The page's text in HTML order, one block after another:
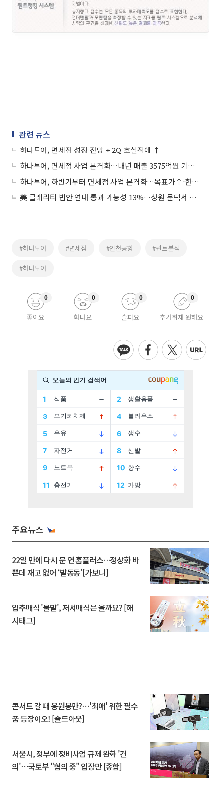
관련 뉴스
하나투어, 면세점 성장 전망 + 2Q 호실적에 ↑
하나투어, 면세점 사업 본격화…내년 매출 3575억원 기대- NH투자증권
하나투어, 하반기부터 면세점 사업 본격화…목표가↑-한국투자증권
美 클래리티 법안 연내 통과 가능성 13%…상원 문턱서 제동
#하나투어 #면세점 #인천공항 #퀀트분석
#하나투어
좋아요
0
화나요
0
슬퍼요
0
추가취재 원해요
0
주요뉴스
22일 만에 다시 문 연 홈플러스…정상화 바
쁜데 재고 없어 ‘발동동’[가보니]
입추매직 '불발', 처서매직은 올까요? [해
시태그]
콘서트 갈 때 응원봉만?⋯'최애' 위한 필수
품 등장이오! [솔드아웃]
서울시, 정부에 정비사업 규제 완화 '건
의'⋯국토부 "협의 중" 입장만 [종합]